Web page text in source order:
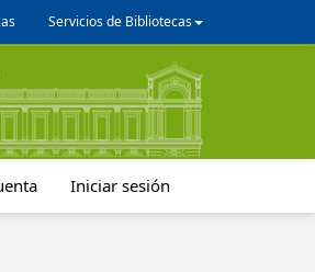
Servicios de Bibliotecas
Iniciar sesión